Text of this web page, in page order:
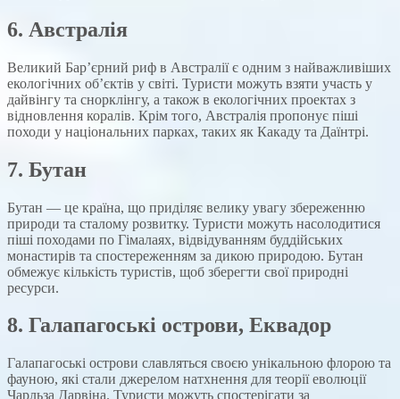
6. Австралія
Великий Бар’єрний риф в Австралії є одним з найважливіших
екологічних об’єктів у світі. Туристи можуть взяти участь у
дайвінгу та снорклінгу, а також в екологічних проектах з
відновлення коралів. Крім того, Австралія пропонує піші
походи у національних парках, таких як Какаду та Даїнтрі.
7. Бутан
Бутан — це країна, що приділяє велику увагу збереженню
природи та сталому розвитку. Туристи можуть насолодитися
піші походами по Гімалаях, відвідуванням буддійських
монастирів та спостереженням за дикою природою. Бутан
обмежує кількість туристів, щоб зберегти свої природні
ресурси.
8. Галапагоські острови, Еквадор
Галапагоські острови славляться своєю унікальною флорою та
фауною, які стали джерелом натхнення для теорії еволюції
Чарльза Дарвіна. Туристи можуть спостерігати за